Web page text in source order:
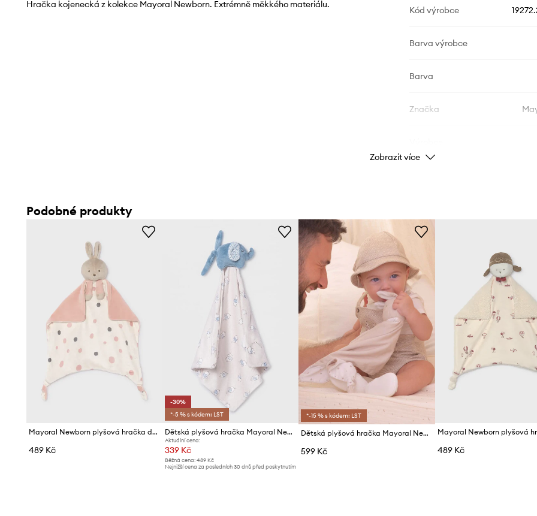
Hračka kojenecká z kolekce Mayoral Newborn. Extrémně měkkého materiálu.
Kód výrobce
Barva výrobce
Barva
Značka
Zobrazit více
Podobné produkty
Mayoral Newborn plyšová hračka dětská
489 Kč
-30%
*-5 % s kódem: LST
Dětská plyšová hračka Mayoral Newborn
Aktuální cena:
339 Kč
Běžná cena:489 Kč
Nejnižší cena za posledních 30 dnů před poskytnutím
*-15 % s kódem: LST
Dětská plyšová hračka Mayoral Newborn
599 Kč 489 Kč